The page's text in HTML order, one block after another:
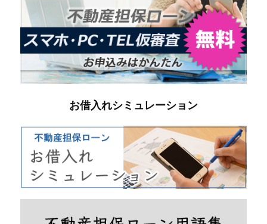
お借入れシミュレーション